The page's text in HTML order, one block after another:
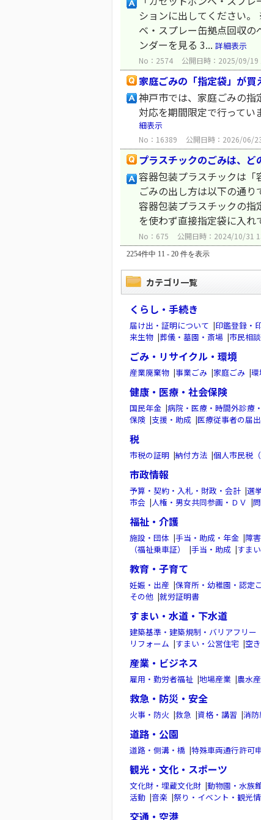
ションに出してください
ベ・スプレー缶拠点回収
ンダーを見る 3... 詳細表示
No：2574 公開日時：2025/09/19
家庭ごみの「指定袋」が買
神戸市では、家庭ごみの
対応を期間限定で行ってい
細表示
No：16389 公開日時：2026/06/
プラスチックのごみは、ど
容器包装プラスチックは「
ごみの出し方は以下の通
容器包装プラスチックの
を使わず直接指定袋に入れ
No：675 公開日時：2024/10/31
2254件中 11 - 20 件を表示
カテゴリ一覧
くらし・手続き
届け出・証明について |印鑑登録・
来生物 |葬儀・墓園・斎場 |市民相
ごみ・リサイクル・環境
産業廃棄物 |事業ごみ |家庭ごみ |
健康・医療・社会保険
国民年金 |病院・医療・時間外診療
保険 |支援・助成 |医療従事者の届
税
市税の証明 |納付方法 |個人市民税
市政情報
予算・契約・入札・財政・会計 |選
市会 |人権・男女共同参画・ＤＶ |
福祉・介護
施設・団体 |手当・助成・年金 |障
（福祉乗車証）
|手当・助成 |すまい
教育・子育て
妊娠・出産 |保育所・幼稚園・認定
その他 |就労証明書
すまい・水道・下水道
建築基準・建築規制・バリアフリー
リフォーム |すまい・公営住宅 |空
産業・ビジネス
雇用・勤労者福祉 |地場産業 |農水
救急・防災・安全
火事・防火 |救急 |資格・講習 |消
道路・公園
道路・側溝・橋 |特殊車両通行許可
観光・文化・スポーツ
文化財・埋蔵文化財 |動物園・水族
活動 |音楽 |祭り・イベント・観光
交通・空港